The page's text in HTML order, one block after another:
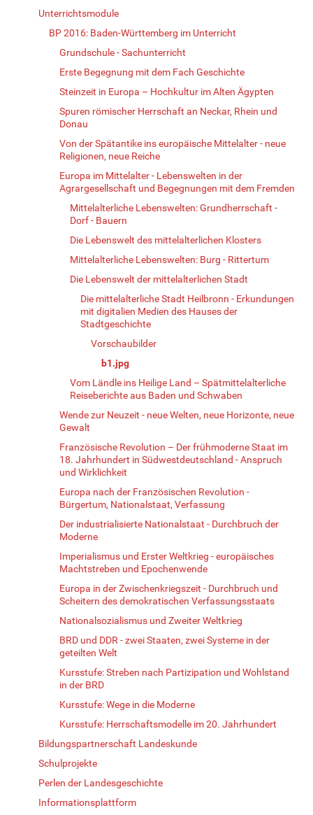
Unterrichtsmodule
BP 2016: Baden-Württemberg im Unterricht
Grundschule - Sachunterricht
Erste Begegnung mit dem Fach Geschichte
Steinzeit in Europa – Hochkultur im Alten Ägypten
Spuren römischer Herrschaft an Neckar, Rhein und
Donau
Von der Spätantike ins europäische Mittelalter - neue
Religionen, neue Reiche
Europa im Mittelalter - Lebenswelten in der
Agrargesellschaft und Begegnungen mit dem Fremden
Mittelalterliche Lebenswelten: Grundherrschaft -
Dorf - Bauern
Die Lebenswelt des mittelalterlichen Klosters
Mittelalterliche Lebenswelten: Burg - Rittertum
Die Lebenswelt der mittelalterlichen Stadt
Die mittelalterliche Stadt Heilbronn - Erkundungen
mit digitalien Medien des Hauses der
Stadtgeschichte
Vorschaubilder
b1.jpg
Vom Ländle ins Heilige Land – Spätmittelalterliche
Reiseberichte aus Baden und Schwaben
Wende zur Neuzeit - neue Welten, neue Horizonte, neue
Gewalt
Französische Revolution – Der frühmoderne Staat im
18. Jahrhundert in Südwestdeutschland - Anspruch
und Wirklichkeit
Europa nach der Französischen Revolution -
Bürgertum, Nationalstaat, Verfassung
Der industrialisierte Nationalstaat - Durchbruch der
Moderne
Imperialismus und Erster Weltkrieg - europäisches
Machtstreben und Epochenwende
Europa in der Zwischenkriegszeit - Durchbruch und
Scheitern des demokratischen Verfassungsstaats
Nationalsozialismus und Zweiter Weltkrieg
BRD und DDR - zwei Staaten, zwei Systeme in der
geteilten Welt
Kursstufe: Streben nach Partizipation und Wohlstand
in der BRD
Kursstufe: Wege in die Moderne
Kursstufe: Herrschaftsmodelle im 20. Jahrhundert
Bildungspartnerschaft Landeskunde
Schulprojekte
Perlen der Landesgeschichte
Informationsplattform